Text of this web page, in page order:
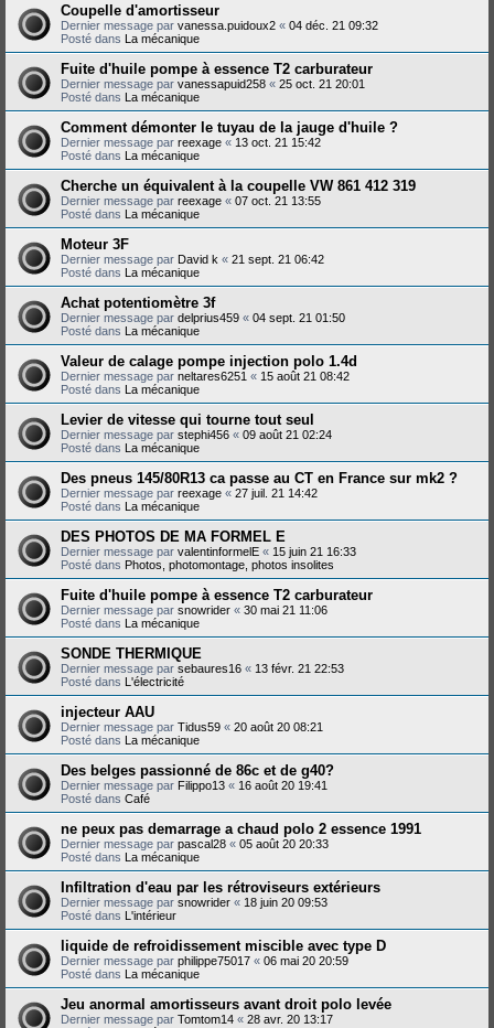
Coupelle d'amortisseur
Dernier message par vanessa.puidoux2 « 04 déc. 21 09:32
Posté dans La mécanique
Fuite d'huile pompe à essence T2 carburateur
Dernier message par vanessapuid258 « 25 oct. 21 20:01
Posté dans La mécanique
Comment démonter le tuyau de la jauge d'huile ?
Dernier message par reexage « 13 oct. 21 15:42
Posté dans La mécanique
Cherche un équivalent à la coupelle VW 861 412 319
Dernier message par reexage « 07 oct. 21 13:55
Posté dans La mécanique
Moteur 3F
Dernier message par David k « 21 sept. 21 06:42
Posté dans La mécanique
Achat potentiomètre 3f
Dernier message par delprius459 « 04 sept. 21 01:50
Posté dans La mécanique
Valeur de calage pompe injection polo 1.4d
Dernier message par neltares6251 « 15 août 21 08:42
Posté dans La mécanique
Levier de vitesse qui tourne tout seul
Dernier message par stephi456 « 09 août 21 02:24
Posté dans La mécanique
Des pneus 145/80R13 ca passe au CT en France sur mk2 ?
Dernier message par reexage « 27 juil. 21 14:42
Posté dans La mécanique
DES PHOTOS DE MA FORMEL E
Dernier message par valentinformelE « 15 juin 21 16:33
Posté dans Photos, photomontage, photos insolites
Fuite d'huile pompe à essence T2 carburateur
Dernier message par snowrider « 30 mai 21 11:06
Posté dans La mécanique
SONDE THERMIQUE
Dernier message par sebaures16 « 13 févr. 21 22:53
Posté dans L'électricité
injecteur AAU
Dernier message par Tidus59 « 20 août 20 08:21
Posté dans La mécanique
Des belges passionné de 86c et de g40?
Dernier message par Filippo13 « 16 août 20 19:41
Posté dans Café
ne peux pas demarrage a chaud polo 2 essence 1991
Dernier message par pascal28 « 05 août 20 20:33
Posté dans La mécanique
Infiltration d'eau par les rétroviseurs extérieurs
Dernier message par snowrider « 18 juin 20 09:53
Posté dans L'intérieur
liquide de refroidissement miscible avec type D
Dernier message par philippe75017 « 06 mai 20 20:59
Posté dans La mécanique
Jeu anormal amortisseurs avant droit polo levée
Dernier message par Tomtom14 « 28 avr. 20 13:17